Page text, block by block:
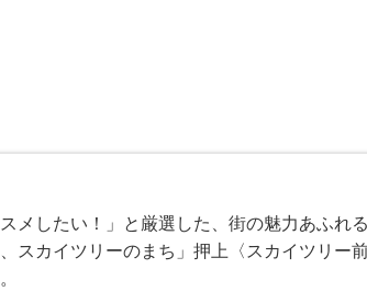
メしたい！」と厳選した、街の魅力あふれ
スカイツリーのまち」押上〈スカイツリー